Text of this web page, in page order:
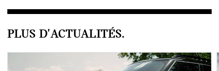
PLUS D'ACTUALITÉS.